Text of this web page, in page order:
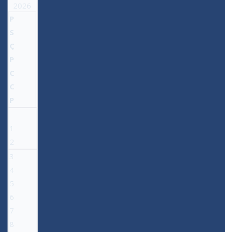
2026
P
S
Ç
P
C
C
P
1
2
3
4
5
6
7
8